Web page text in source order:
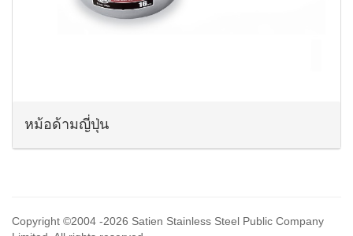
หม้อด้ามญี่ปุ่น
Copyright ©2004 -2026 Satien Stainless Steel Public Company